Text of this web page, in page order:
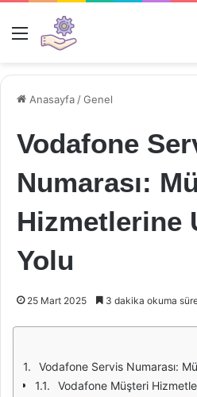
Menü
Anasayfa /Genel
Vodafone
Numarası:
Hizmetlerine
Yolu
25 Mart 2025 3 dakika okuma
Vodafone Servis Numarası:
Vodafone Müşteri